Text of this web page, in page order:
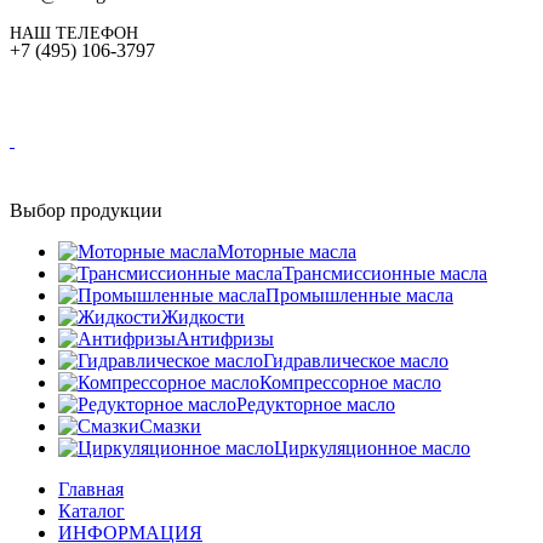
НАШ ТЕЛЕФОН
+7 (495) 106-3797
Выбор продукции
Моторные масла
Трансмиссионные масла
Промышленные масла
Жидкости
Антифризы
Гидравлическое масло
Компрессорное масло
Редукторное масло
Смазки
Циркуляционное масло
Главная
Каталог
ИНФОРМАЦИЯ